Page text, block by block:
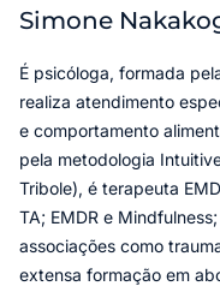
Simone
É psicóloga, formada
realiza atendimento
e comportamento
pela metodologia
Tribole), é terapeuta
TA; EMDR e
associações como
extensa formação em